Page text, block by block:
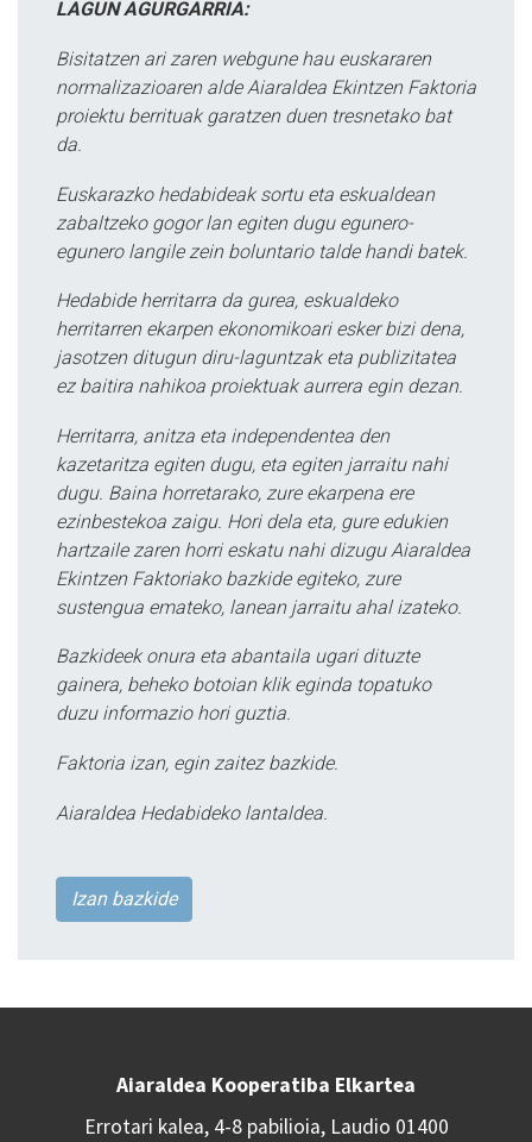
LAGUN AGURGARRIA:
Bisitatzen ari zaren webgune hau euskararen
normalizazioaren alde Aiaraldea Ekintzen Faktoria
proiektu berrituak garatzen duen tresnetako bat
da.
Euskarazko hedabideak sortu eta eskualdean
zabaltzeko gogor lan egiten dugu egunero-
egunero langile zein boluntario talde handi batek.
Hedabide herritarra da gurea, eskualdeko
herritarren ekarpen ekonomikoari esker bizi dena,
jasotzen ditugun diru-laguntzak eta publizitatea
ez baitira nahikoa proiektuak aurrera egin dezan.
Herritarra, anitza eta independentea den
kazetaritza egiten dugu, eta egiten jarraitu nahi
dugu. Baina horretarako, zure ekarpena ere
ezinbestekoa zaigu. Hori dela eta, gure edukien
hartzaile zaren horri eskatu nahi dizugu Aiaraldea
Ekintzen Faktoriako bazkide egiteko, zure
sustengua emateko, lanean jarraitu ahal izateko.
Bazkideek onura eta abantaila ugari dituzte
gainera, beheko botoian klik eginda topatuko
duzu informazio hori guztia.
Faktoria izan, egin zaitez bazkide.
Aiaraldea Hedabideko lantaldea.
Izan bazkide
Aiaraldea Kooperatiba Elkartea
Errotari kalea, 4-8 pabilioia, Laudio 01400